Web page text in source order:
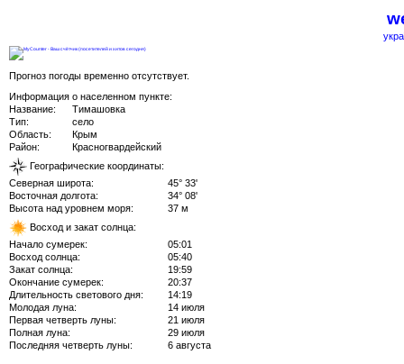
Прогноз погоды временно отсутствует.
Информация о населенном пункте:
Название:
Тимашовка
Тип:
село
Область:
Крым
Район:
Красногвардейский
Географические координаты:
Северная широта:
45° 33'
Восточная долгота:
34° 08'
Высота над уровнем моря:
37 м
Восход и закат солнца:
Начало сумерек:
05:01
Восход солнца:
05:40
Закат солнца:
19:59
Окончание сумерек:
20:37
Длительность светового дня:
14:19
Молодая луна:
14 июля
Первая четверть луны:
21 июля
Полная луна:
29 июля
Последняя четверть луны:
6 августа